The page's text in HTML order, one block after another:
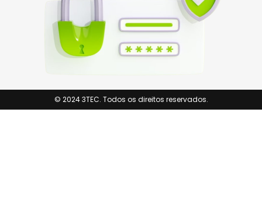
© 2024 3TEC. Todos os direitos reservados.